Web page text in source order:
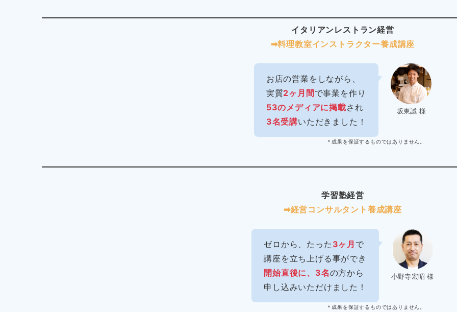
イタリアンレストラン経営
➡︎料理教室インストラクター養成講座
坂東誠 様
お店の営業をしながら、
実質2ヶ月間 で事業を作り
53のメディアに掲載され
3名受講いただきました！
＊成果を保証するものではありません。
学習塾経営
➡︎経営コンサルタント養成講座
小野寺宏昭 様
ゼロから、たった 3ヶ月 で
講座を立ち上げる事ができ
開始直後に、3名の方から
申し込みいただけました！
＊成果を保証するものではありません。